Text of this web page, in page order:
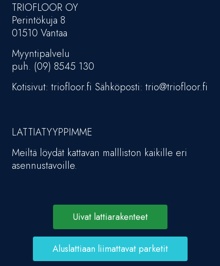
TRIOFLOOR OY
Perintökuja 8
01510 Vantaa
Myyntipalvelu
puh. (09) 8545 130
Kotisivut: triofloor.fi Sähköposti: trio@triofloor.fi
LATTIATYYPPIMME
Meiltä löydät kattavan mallliston kaikille eri
asennustavoille.
Uivat lattiarakenteet
Aluslattiaan liimattavat parketit